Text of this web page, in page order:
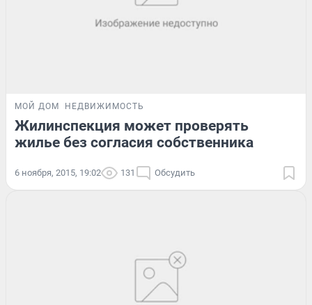
МОЙ ДОМ НЕДВИЖИМОСТЬ
Жилинспекция может проверять
жилье без согласия собственника
6 ноября, 2015, 19:02 131 Обсудить